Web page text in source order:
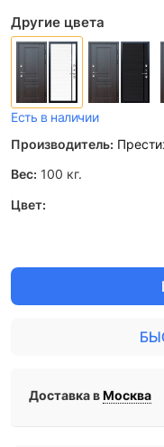
Другие цвета
Есть в наличии
Производитель:
Вес: 100 кг.
Цвет:
Доставка вМосква